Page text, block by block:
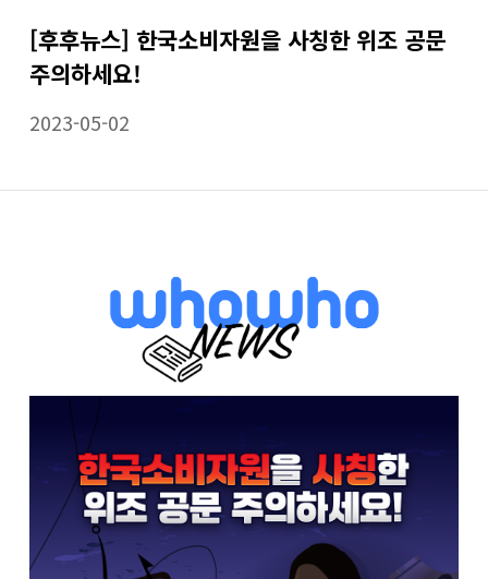
[후후뉴스] 한국소비자원을 사칭한 위조 공문
주의하세요!
2023-05-02